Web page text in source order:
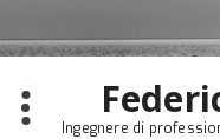
to
content
Ingegnere di